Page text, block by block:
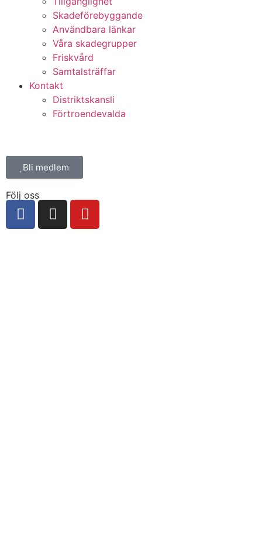
Skadeförebyggande
Användbara länkar
Våra skadegrupper
Friskvård
Samtalsträffar
Kontakt
Distriktskansli
Förtroendevalda
Bli medlem
Följ oss